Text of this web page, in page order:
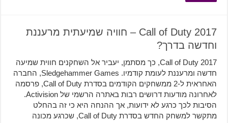
Call of Duty 2017 – חוויה שמיעתית מרעננת
וחדשה בדרך?
Call of Duty 2017, כך מסתמן, יעביר אל השחקנים חווית שמיעה
חדשה ומרעננת לעומת קודמיו. Sledgehammer Games, החברה
האחראית ל-2 ממשחקים הקודמים בסדרת Call of Duty, פרסמה
לאחרונה מודעות דרושים רבות באתרה הרשמי של Activision.
הסיבות לכך כרגע לא ידועות, אך ההנחה היא כי זה בהחלט
מתקשר למשחק החדש בסדרת Call of Duty, שכרגע מכונה